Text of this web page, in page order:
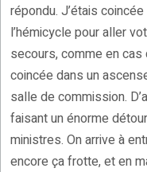
répondu. J’étais
l’hémicycle pour aller
secours, comme en cas
coincée dans un
salle de commission.
faisant un énorme
ministres. On arrive à
encore ça frotte, et en